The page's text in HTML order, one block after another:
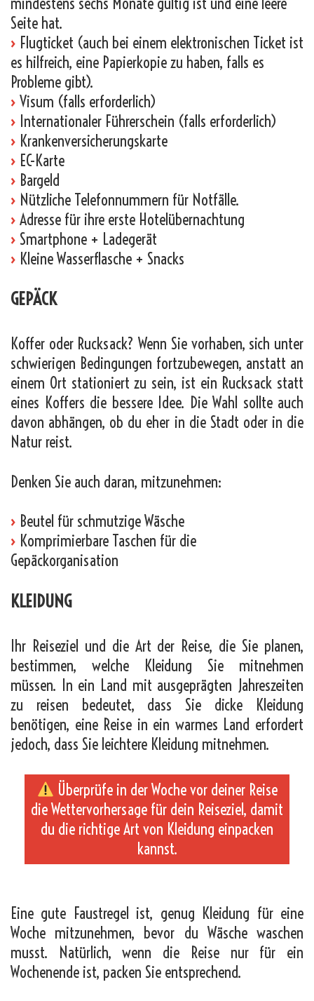
Seite hat.
› Flugticket (auch bei einem elektronischen Ticket ist
es hilfreich, eine Papierkopie zu haben, falls es
Probleme gibt).
› Visum (falls erforderlich)
› Internationaler Führerschein (falls erforderlich)
› Krankenversicherungskarte
› EC-Karte
› Bargeld
› Nützliche Telefonnummern für Notfälle.
› Adresse für ihre erste Hotelübernachtung
› Smartphone + Ladegerät
› Kleine Wasserflasche + Snacks
GEPÄCK
Koffer oder Rucksack? Wenn Sie vorhaben, sich unter
schwierigen Bedingungen fortzubewegen, anstatt an
einem Ort stationiert zu sein, ist ein Rucksack statt
eines Koffers die bessere Idee. Die Wahl sollte auch
davon abhängen, ob du eher in die Stadt oder in die
Natur reist.
Denken Sie auch daran, mitzunehmen:
› Beutel für schmutzige Wäsche
› Komprimierbare Taschen für die
Gepäckorganisation
KLEIDUNG
Ihr Reiseziel und die Art der Reise, die Sie planen,
bestimmen, welche Kleidung Sie mitnehmen
müssen. In ein Land mit ausgeprägten Jahreszeiten
zu reisen bedeutet, dass Sie dicke Kleidung
benötigen, eine Reise in ein warmes Land erfordert
jedoch, dass Sie leichtere Kleidung mitnehmen.
Überprüfe in der Woche vor deiner Reise
die Wettervorhersage für dein Reiseziel, damit
du die richtige Art von Kleidung einpacken
kannst.
Eine gute Faustregel ist, genug Kleidung für eine
Woche mitzunehmen, bevor du Wäsche waschen
musst. Natürlich, wenn die Reise nur für ein
Wochenende ist, packen Sie entsprechend.